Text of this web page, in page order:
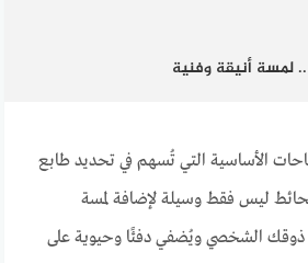
لمسة أنيقة وفنية
الأساسية التي تُسهم في تحديد طابع
ليس فقط وسيلة لإضافة لمسة
الشخصي ويُضفي دفئًا وحيوية على